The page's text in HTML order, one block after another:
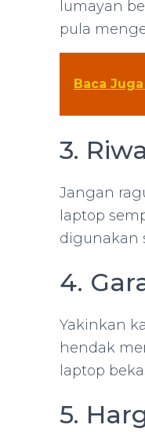
lumayan
pula
Baca Juga
3.
Jangan
laptop
digunakan
4.
Yakinkan
hendak
laptop
5.